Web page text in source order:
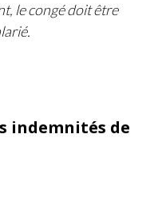
le congé doit être
indemnités de